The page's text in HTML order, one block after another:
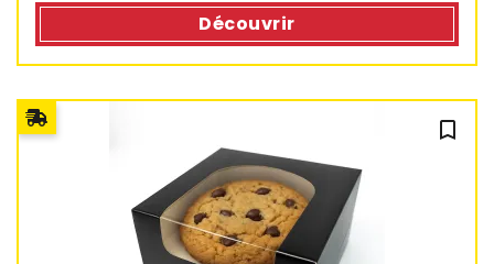
9 avis
Découvrir
bookmark_outline